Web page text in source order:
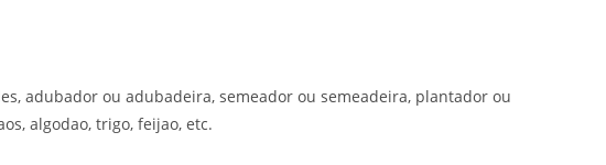
adubador ou adubadeira, semeador ou semeadeira, plantador ou
algodao, trigo, feijao, etc.